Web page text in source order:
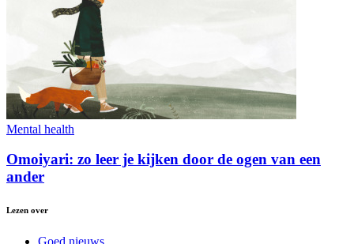
Mental health
Omoiyari: zo leer je kijken door de ogen van een
ander
Lezen over